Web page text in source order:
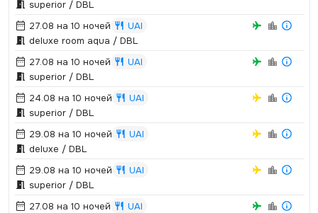
superior / DBL
27.08 на 10 ночей
UAI
deluxe room aqua / DBL
27.08 на 10 ночей
UAI
superior / DBL
24.08 на 10 ночей
UAI
superior / DBL
29.08 на 10 ночей
UAI
deluxe / DBL
29.08 на 10 ночей
UAI
superior / DBL
27.08 на 10 ночей
UAI